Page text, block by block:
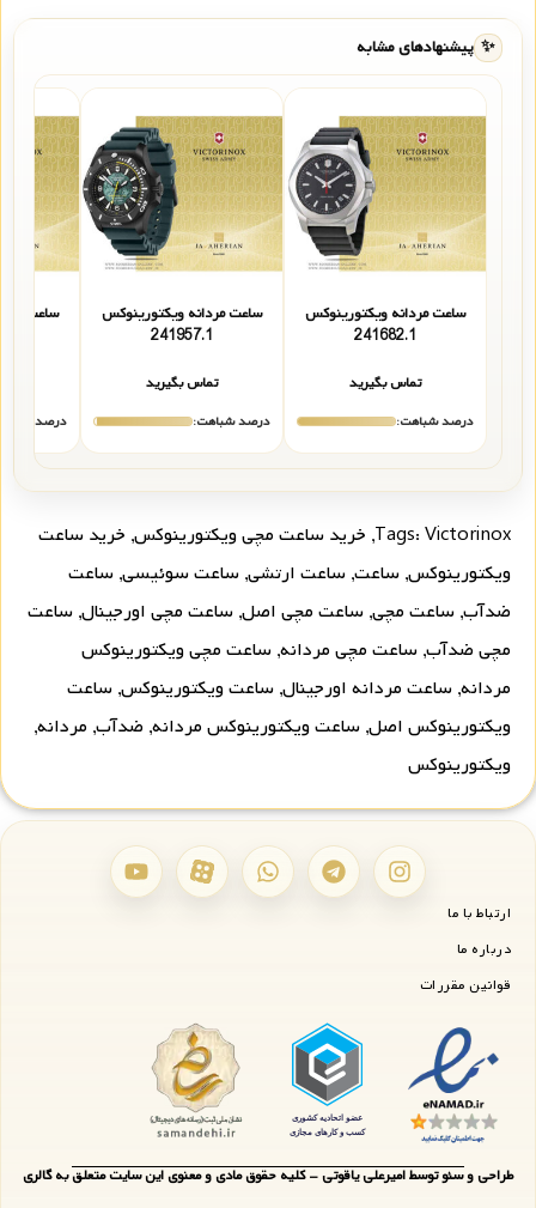
✨ پیشنهادهای مشابه
ساعت مردانه ویکتورینوکس
241682.1
تماس بگیرید
درصد شباهت:
ساعت مردانه ویکتورینوکس
241957.1
تماس بگیرید
درصد شباهت:
ساعت
درصد
Tags: Victorinox
, خرید ساعت مچی ویکتورینوکس, خرید ساعت
ویکتورینوکس, ساعت, ساعت ارتشی, ساعت سوئیسی, ساعت
ضدآب, ساعت مچی, ساعت مچی اصل, ساعت مچی اورجینال, ساعت
مچی ضدآب, ساعت مچی مردانه, ساعت مچی ویکتورینوکس
مردانه, ساعت مردانه اورجینال, ساعت ویکتورینوکس, ساعت
ویکتورینوکس اصل, ساعت ویکتورینوکس مردانه, ضدآب, مردانه,
ویکتورینوکس
ارتباط با ما
درباره ما
قوانین مقررات
طراحی و سئو توسط امیرعلی یاقوتی - کلیه حقوق مادی و معنوی این سایت متعلق به گالری